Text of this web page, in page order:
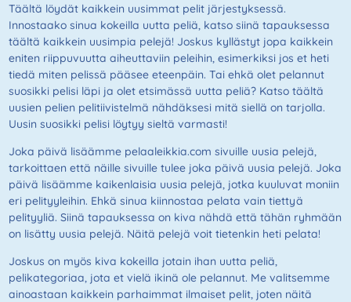
Täältä löydät kaikkein uusimmat pelit järjestyksessä.
Innostaako sinua kokeilla uutta peliä, katso siinä tapauksessa
täältä kaikkein uusimpia pelejä! Joskus kyllästyt jopa kaikkein
eniten riippuvuutta aiheuttaviin peleihin, esimerkiksi jos et heti
tiedä miten pelissä pääsee eteenpäin. Tai ehkä olet pelannut
suosikki pelisi läpi ja olet etsimässä uutta peliä? Katso täältä
uusien pelien pelitiivistelmä nähdäksesi mitä siellä on tarjolla.
Uusin suosikki pelisi löytyy sieltä varmasti!
Joka päivä lisäämme pelaaleikkia.com sivuille uusia pelejä,
tarkoittaen että näille sivuille tulee joka päivä uusia pelejä. Joka
päivä lisäämme kaikenlaisia ​​uusia pelejä, jotka kuuluvat moniin
eri pelityyleihin. Ehkä sinua kiinnostaa pelata vain tiettyä
pelityyliä. Siinä tapauksessa on kiva nähdä että tähän ryhmään
on lisätty uusia pelejä. Näitä pelejä voit tietenkin heti pelata!
Joskus on myös kiva kokeilla jotain ihan uutta peliä,
pelikategoriaa, jota et vielä ikinä ole pelannut. Me valitsemme
ainoastaan kaikkein parhaimmat ilmaiset pelit, joten näitä